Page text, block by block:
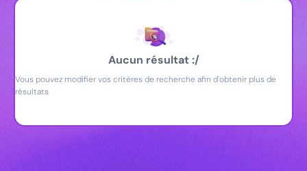
Aucun résultat :/
Vous pouvez modifier vos critères de recherche afin d'obtenir plus de
résultats